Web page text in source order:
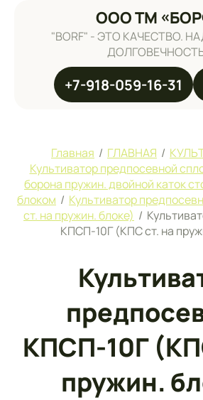
ООО ТМ
"BORF" - ЭТО КАЧЕСТВО.
+7-918-059-16-31
Главная / ГЛАВНАЯ /
Культиватор предпосевной
борона пружин. двойной каток
блоком / Культиватор
ст. на пружин. блоке) /
КПСП-10Г (КПС ст. на
КПСП-10Г
пружин.